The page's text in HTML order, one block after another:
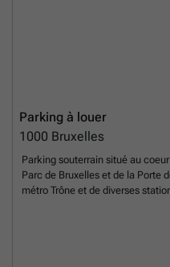
Parking à louer
1000 Bruxelles
Parking souterrain situé au
Parc de Bruxelles et de la Porte
métro Trône et de diverses
Académies... Endroit idéal pour
recherchent une solution de
Réservez rapidement ou